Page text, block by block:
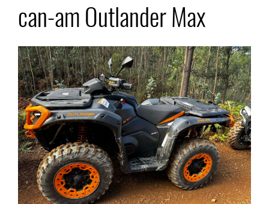
can-am Outlander Max